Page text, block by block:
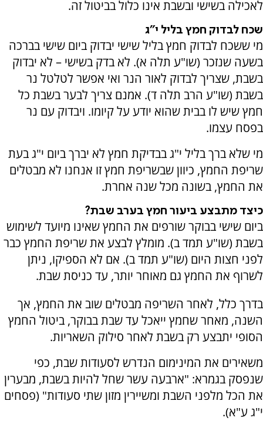
לאכילה בשישי ובשבת אינו כלול בביטול זה.
שכח לבדוק חמץ בליל י"ג
מי ששכח לבדוק חמץ בליל שישי יבדוק ביום שישי בברכה
בשעה שנזכר (שו"ע תלה א). לא בדק בשישי – לא יבדוק
בשבת, שצריך לבדוק לאור הנר ואי אפשר לטלטל נר
בשבת (שו"ע הרב תלה ד). אמנם צריך לבער בשבת כל
חמץ שיש לו בבית שהוא יודע על קיומו. ויבדוק עם נר
בפסח עצמו.
מי שלא ברך בליל י"ג בבדיקת חמץ לא יברך ביום י"ג בעת
שריפת החמץ, כיוון שבשריפת חמץ זו אנחנו לא מבטלים
את החמץ, בשונה מכל שנה אחרת.
כיצד מתבצע ביעור חמץ בערב שבת?
ביום שישי בבוקר שורפים את החמץ שאינו מיועד לשימוש
בשבת (שו"ע תמד ב). מומלץ לבצע את שריפת החמץ כבר
לפני חצות היום (שו"ע תמד ב). אם לא הספיקו, ניתן
לשרוף את החמץ גם מאוחר יותר, עד כניסת שבת.
בדרך כלל, לאחר השריפה מבטלים שוב את החמץ, אך
השנה, מאחר שחמץ ייאכל עד שבת בבוקר, ביטול החמץ
הסופי יתבצע רק בשבת לאחר סילוק השאריות.
משאירים את המינימום הנדרש לסעודות שבת, כפי
שנפסק בגמרא: "ארבעה עשר שחל להיות בשבת, מבערין
את הכל מלפני השבת ומשיירין מזון שתי סעודות" (פסחים
י"ג ע"א).